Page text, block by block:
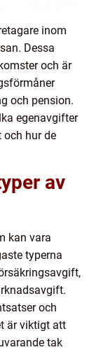
inom
Dessa
och är
och pension.
egenavgifter
och hur de
av
kan vara
typerna
och
är viktigt att
tak